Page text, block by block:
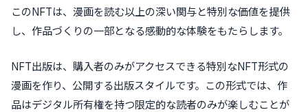
このNFTは、漫画を読む以上の深い関与と特別な価値を提供
し、作品づくりの一部となる感動的な体験をもたらします。
NFT出版は、購入者のみがアクセスできる特別なNFT形式の
漫画を作り、公開する出版スタイルです。この形式では、作
品はデジタル所有権を持つ限定的な読者のみが楽しむことが